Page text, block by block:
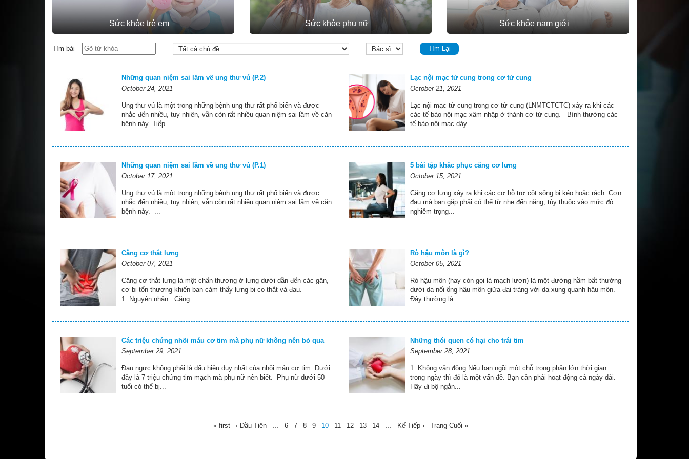
Sức khỏe trẻ em Sức khỏe phụ nữ Sức khỏe nam giới
Tìm bài Tìm Lại
Những quan niệm sai lầm về ung thư vú (P.2)
October 24, 2021
Ung thư vú là một trong những bệnh ung thư rất phổ biến và được
nhắc đến nhiều, tuy nhiên, vẫn còn rất nhiều quan niệm sai lầm về căn
bệnh này. Tiếp...
Lạc nội mạc tử cung trong cơ tử cung
October 21, 2021
Lạc nội mạc tử cung trong cơ tử cung (LNMTCTCTC) xảy ra khi các
các tế bào nội mạc xâm nhập ở thành cơ tử cung. Bình thường các
tế bào nội mạc dày...
Những quan niệm sai lầm về ung thư vú (P.1)
October 17, 2021
Ung thư vú là một trong những bệnh ung thư rất phổ biến và được
nhắc đến nhiều, tuy nhiên, vẫn còn rất nhiều quan niệm sai lầm về căn
bệnh này. ...
5 bài tập khắc phục căng cơ lưng
October 15, 2021
Căng cơ lưng xảy ra khi các cơ hỗ trợ cột sống bị kéo hoặc rách. Cơn
đau mà bạn gặp phải có thể từ nhẹ đến nặng, tùy thuộc vào mức độ
nghiêm trọng...
Căng cơ thắt lưng
October 07, 2021
Căng cơ thắt lưng là một chấn thương ở lưng dưới dẫn đến các gân,
cơ bị tổn thương khiến bạn cảm thấy lưng bị co thắt và đau.
1. Nguyên nhân Căng...
Rò hậu môn là gì?
October 05, 2021
Rò hậu môn (hay còn gọi là mạch lươn) là một đường hầm bất thường
dưới da nối ống hậu môn giữa đại tràng với da xung quanh hậu môn.
Đây thường là...
Các triệu chứng nhồi máu cơ tim mà phụ nữ không nên bỏ qua
September 29, 2021
Đau ngực không phải là dấu hiệu duy nhất của nhồi máu cơ tim. Dưới
đây là 7 triệu chứng tim mạch mà phụ nữ nên biết. Phụ nữ dưới 50
tuổi có thể bị...
Những thói quen có hại cho trái tim
September 28, 2021
1. Không vận động Nếu bạn ngồi một chỗ trong phần lớn thời gian
trong ngày thì đó là một vấn đề. Bạn cần phải hoạt động cả ngày dài.
Hãy đi bộ ngắn...
« first ‹ Đầu Tiên … 6 7 8 9 10 11 12 13 14 … Kế Tiếp › Trang Cuối »